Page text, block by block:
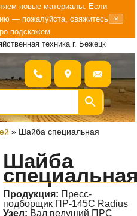
новые материалы. Если
— пожалуйста, свяжитесь
подскажем.
×
техника г. Бежецк
» Шайба специальная
Шайба
Продукция: Пресс-
подборщик ПР-145С Radius
Узел: Вал ведущий ПРС